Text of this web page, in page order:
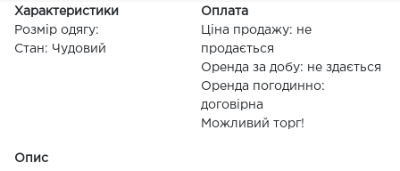
Характеристики
Розмір одягу:
Стан: Чудовий
Оплата
Ціна продажу: не
продається
Оренда за добу: не здається
Оренда погодинно:
договірна
Можливий торг!
Опис